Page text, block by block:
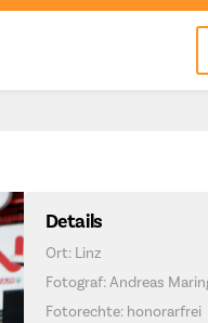
Details
Ort: Linz
Fotograf: Andreas
Fotorechte: honorarfrei